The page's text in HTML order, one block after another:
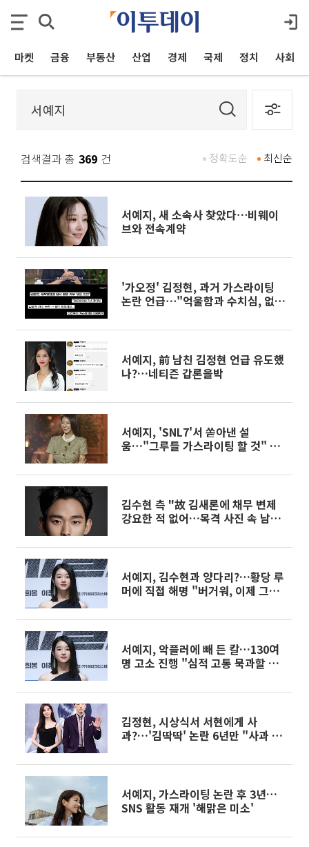
마켓 금융 부동산 산업 경제 국제 정치 사회
검색결과 총 369 건 최신순
정확도순
서예지, 새 소속사 찾았다⋯비웨이
브와 전속계약
'가오정' 김정현, 과거 가스라이팅
논란 언급⋯"억울함과 수치심, 없던
서예지, 前 남친 김정현 언급 유도했
나?…네티즌 갑론을박
서예지, 'SNL7'서 쏟아낸 설
움…"그루들 가스라이팅 할 것" 정
김수현 측 "故 김새론에 채무 변제
강요한 적 없어…목격 사진 속 남성
서예지, 김수현과 양다리?…황당 루
머에 직접 해명 "버거워, 이제 그만
서예지, 악플러에 빼 든 칼…130여
명 고소 진행 "심적 고통 묵과할 수
김정현, 시상식서 서현에게 사
과?…'김딱딱' 논란 6년만 "사과 맞
서예지, 가스라이팅 논란 후 3년…
SNS 활동 재개 '해맑은 미소'